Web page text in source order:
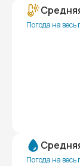
Погода на весь
Погода на весь